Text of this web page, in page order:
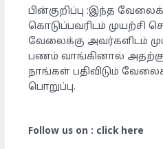
பின்குறிப்பு :இந்த
கொடுப்பவரிடம் முயற்சி
வேலைக்கு அவர்களிடம்
பணம் வாங்கினால்
நாங்கள் பதிவிடும்
பொறுப்பு.
Follow us on : click here